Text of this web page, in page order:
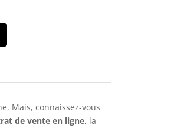
Mais, connaissez-vous
de vente en ligne, la